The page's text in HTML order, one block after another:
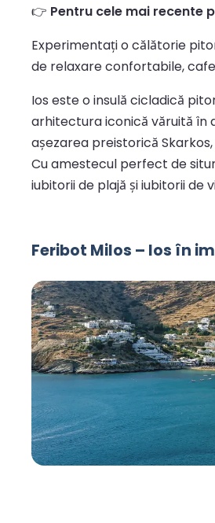
👉 Pentru cele mai recente
Experimentați o călătorie
de relaxare confortabile,
Ios este o insulă cicladică
arhitectura iconică văruită în
așezarea preistorică
Cu amestecul perfect de
iubitorii de plajă și iubitorii de
Feribot Milos – Ios în